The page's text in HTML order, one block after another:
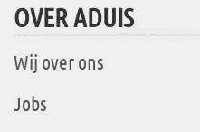
OVER ADUIS
Wij over ons
Jobs